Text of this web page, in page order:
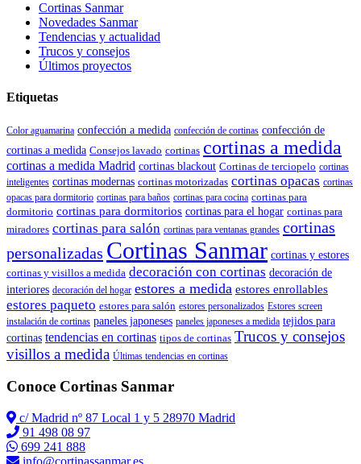
Cortinas Sanmar
Novedades Sanmar
Tendencias y actualidad
Trucos y consejos
Últimos proyectos
Etiquetas
Color aguamarina confección a medida confección de cortinas confección de
cortinas a medida Consejos lavado cortinas cortinas a medida
cortinas a medida Madrid cortinas blackout Cortinas de terciopelo cortinas
inteligentes cortinas modernas cortinas motorizadas cortinas opacas cortinas
opacas para dormitorio cortinas para baños cortinas para cocina cortinas para
dormitorio cortinas para dormitorios cortinas para el hogar cortinas para
miradores cortinas para salón cortinas para ventanas grandes cortinas
personalizadas Cortinas Sanmar cortinas y estores
cortinas y visillos a medida decoración con cortinas decoración de
interiores decoración del hogar estores a medida estores enrollables
estores paqueto estores para salón estores personalizados Estores screen
instalación de cortinas paneles japoneses paneles japoneses a medida tejidos para
cortinas tendencias en cortinas tipos de cortinas Trucos y consejos
visillos a medida Últimas tendencias en cortinas
Conoce Cortinas Sanmar
c/ Madrid nº 87 Local 1 y 5 28970 Madrid
91 498 08 97
699 241 888